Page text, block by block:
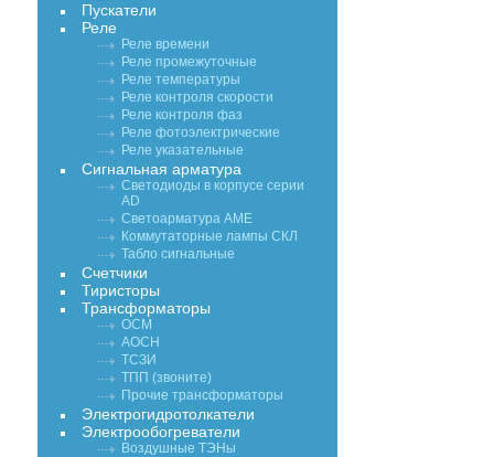
Пускатели
Реле
Реле времени
Реле промежуточные
Реле температуры
Реле контроля скорости
Реле контроля фаз
Реле фотоэлектрические
Реле указательные
Сигнальная арматура
Светодиоды в корпусе серии
AD
Светоарматура АМЕ
Коммутаторные лампы СКЛ
Табло сигнальные
Счетчики
Тиристоры
Трансформаторы
ОСМ
АОСН
ТСЗИ
ТПП (звоните)
Прочие трансформаторы
Электрогидротолкатели
Электрообогреватели
Воздушные ТЭНы